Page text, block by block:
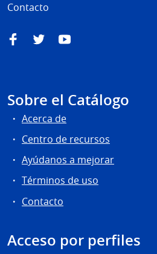
Contacto
FacebookTwitterYouTube
Sobre el Catálogo
Acerca de
Centro de recursos
Ayúdanos a mejorar
Términos de uso
Contacto
Acceso por perfiles